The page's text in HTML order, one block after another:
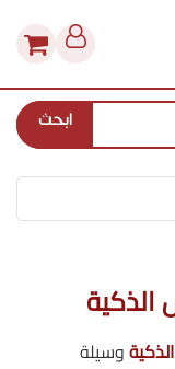
ابحث
الذكية
وسيلة